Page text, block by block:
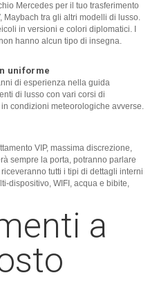
Mercedes per il tuo trasferimento
Maybach tra gli altri modelli di lusso.
in versioni e colori diplomatici. I
hanno alcun tipo di insegna.
uniforme
di esperienza nella guida
di lusso con vari corsi di
condizioni meteorologiche avverse.
VIP, massima discrezione,
sempre la porta, potranno parlare
tutti i tipi di dettagli interni
dispositivo, WIFI, acqua e bibite,
a